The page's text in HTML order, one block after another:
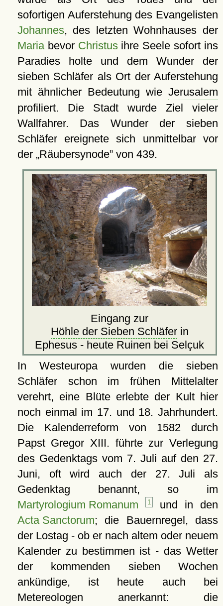
sofortigen Auferstehung des Evangelisten
Johannes, des letzten Wohnhauses der
Mariabevor Christusihre Seele sofort ins
Paradies holte und dem Wunder der
sieben Schläfer als Ort der Auferstehung
mit ähnlicher Bedeutung wie Jerusalem
profiliert. Die Stadt wurde Ziel vieler
Wallfahrer. Das Wunder der sieben
Schläfer ereignete sich unmittelbar vor
der Räubersynode von 439.
Eingang zur
Höhle der Sieben Schläferin
Ephesus - heute Ruinen bei Selçuk
In Westeuropa wurden die sieben
Schläfer schon im frühen Mittelalter
verehrt, eine Blüte erlebte der Kult hier
noch einmal im 17. und 18. Jahrhundert.
Die Kalenderreform von 1582 durch
Papst Gregor XIII. führte zur Verlegung
des Gedenktags vom 7. Juli auf den 27.
Juni, oft wird auch der 27. Juli als
Gedenktag benannt, so im
Martyrologium Romanum
1 und in den
Acta Sanctorum; die Bauernregel, dass
der Lostag - ob er nach altem oder neuem
Kalender zu bestimmen ist - das Wetter
der kommenden sieben Wochen
ankündige, ist heute auch bei
Metereologen anerkannt: die